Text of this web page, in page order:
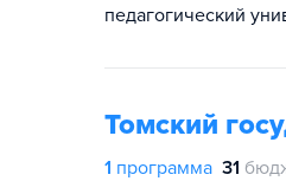
педагогический
Томский
1 программа 31